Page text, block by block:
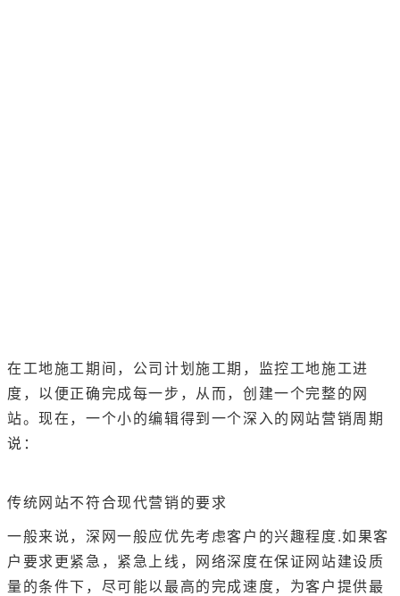
在工地施工期间，公司计划施工期，监控工地施工进
度，以便正确完成每一步，从而，创建一个完整的网
站。现在，一个小的编辑得到一个深入的网站营销周期
说：
传统网站不符合现代营销的要求
一般来说，深网一般应优先考虑客户的兴趣程度.如果客
户要求更紧急，紧急上线，网络深度在保证网站建设质
量的条件下，尽可能以最高的完成速度，为客户提供最